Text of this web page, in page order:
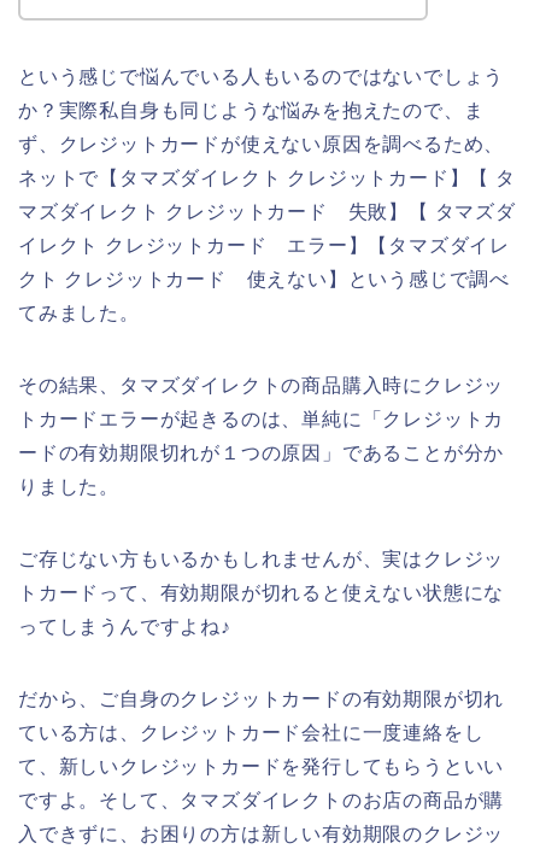
という感じで悩んでいる人もいるのではないでしょう
か？実際私自身も同じような悩みを抱えたので、ま
ず、クレジットカードが使えない原因を調べるため、
ネットで【タマズダイレクト クレジットカード】【 タ
マズダイレクト クレジットカード 失敗】【 タマズダ
イレクト クレジットカード エラー】【タマズダイレ
クト クレジットカード 使えない】という感じで調べ
てみました。
その結果、タマズダイレクトの商品購入時にクレジッ
トカードエラーが起きるのは、単純に「クレジットカ
ードの有効期限切れが１つの原因」であることが分か
りました。
ご存じない方もいるかもしれませんが、実はクレジッ
トカードって、有効期限が切れると使えない状態にな
ってしまうんですよね♪
だから、ご自身のクレジットカードの有効期限が切れ
ている方は、クレジットカード会社に一度連絡をし
て、新しいクレジットカードを発行してもらうといい
ですよ。そして、タマズダイレクトのお店の商品が購
入できずに、お困りの方は新しい有効期限のクレジッ